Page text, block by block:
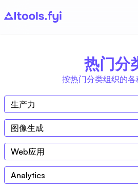
热门分
按热门分类组织的
生产力
图像生成
Web应用
Analytics